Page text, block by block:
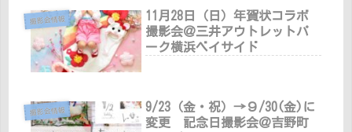
撮影会情報
11月28日（日）年賀状コラボ
撮影会＠三井アウトレットパ
ーク横浜ベイサイド
撮影会情報
9/23（金・祝）→９/30(金)に
変更 記念日撮影会＠吉野町